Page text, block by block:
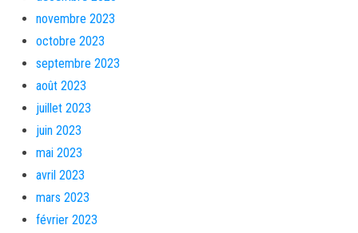
novembre 2023
octobre 2023
septembre 2023
août 2023
juillet 2023
juin 2023
mai 2023
avril 2023
mars 2023
février 2023